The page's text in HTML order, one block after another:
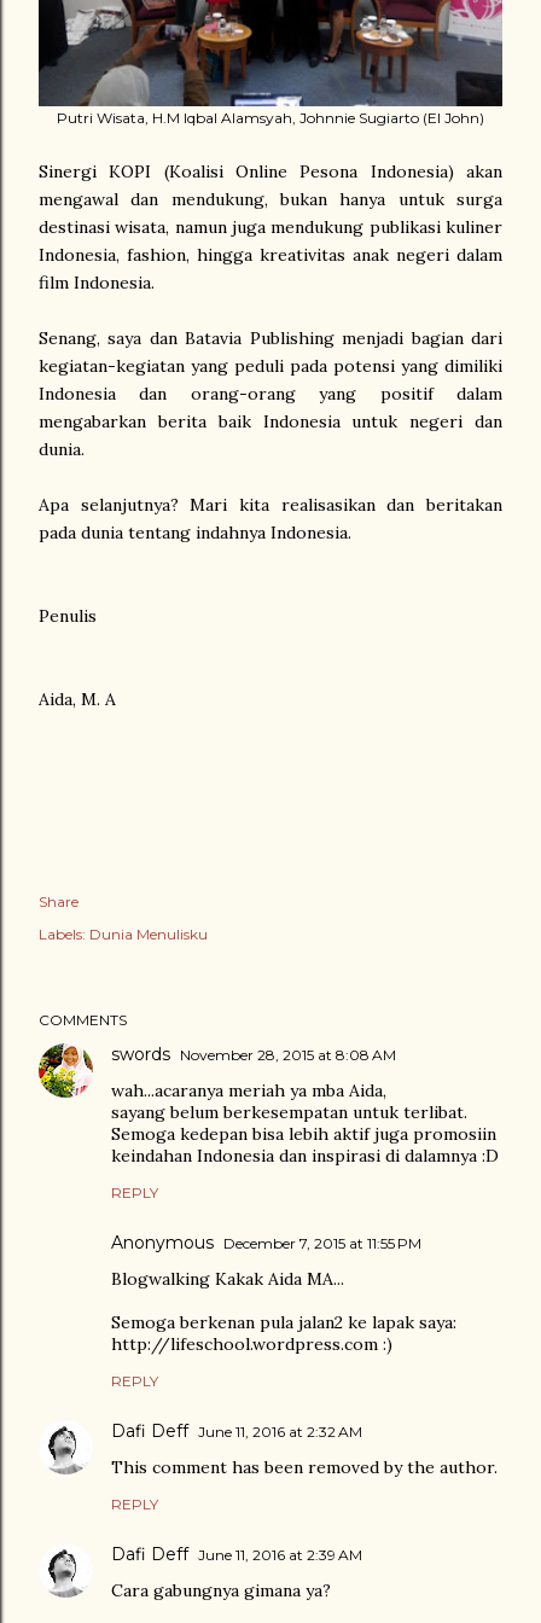
Putri Wisata, H.M Iqbal Alamsyah, Johnnie Sugiarto (El John)
Sinergi KOPI (Koalisi Online Pesona Indonesia) akan
mengawal dan mendukung, bukan hanya untuk surga
destinasi wisata, namun juga mendukung publikasi kuliner
Indonesia, fashion, hingga kreativitas anak negeri dalam
film Indonesia.
Senang, saya dan Batavia Publishing menjadi bagian dari
kegiatan-kegiatan yang peduli pada potensi yang dimiliki
Indonesia dan orang-orang yang positif dalam
mengabarkan berita baik Indonesia untuk negeri dan
dunia.
Apa selanjutnya? Mari kita realisasikan dan beritakan
pada dunia tentang indahnya Indonesia.
Penulis
Aida, M. A
Share
Labels: Dunia Menulisku
COMMENTS
swords November 28, 2015 at 8:08 AM
wah...acaranya meriah ya mba Aida,
sayang belum berkesempatan untuk terlibat.
Semoga kedepan bisa lebih aktif juga promosiin
keindahan Indonesia dan inspirasi di dalamnya :D
REPLY
Anonymous December 7, 2015 at 11:55 PM
Blogwalking Kakak Aida MA...
Semoga berkenan pula jalan2 ke lapak saya:
http://lifeschool.wordpress.com :)
REPLY
Dafi Deff June 11, 2016 at 2:32 AM
This comment has been removed by the author.
REPLY
Dafi Deff June 11, 2016 at 2:39 AM
Cara gabungnya gimana ya?